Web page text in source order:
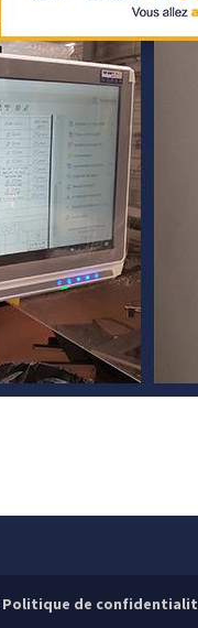
Politique de